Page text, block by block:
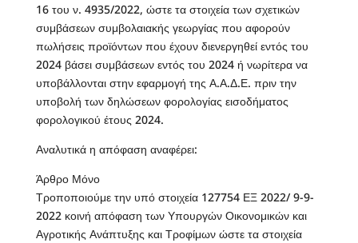
16 του ν. 4935/2022, ώστε τα στοιχεία των σχετικών
συμβάσεων συμβολαιακής γεωργίας που αφορούν
πωλήσεις προϊόντων που έχουν διενεργηθεί εντός του
2024 βάσει συμβάσεων εντός του 2024 ή νωρίτερα να
υποβάλλονται στην εφαρμογή της Α.Α.Δ.Ε. πριν την
υποβολή των δηλώσεων φορολογίας εισοδήματος
φορολογικού έτους 2024.
Αναλυτικά η απόφαση αναφέρει:
Άρθρο Μόνο
Τροποποιούμε την υπό στοιχεία 127754 ΕΞ 2022/ 9-9-
2022 κοινή απόφαση των Υπουργών Οικονομικών και
Αγροτικής Ανάπτυξης και Τροφίμων ώστε τα στοιχεία